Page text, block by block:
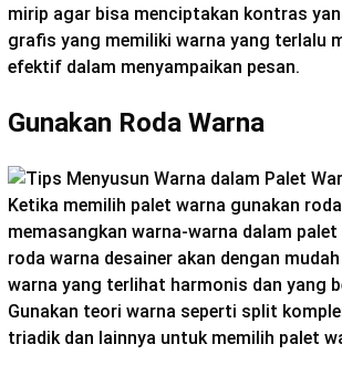
mirip agar bisa menciptakan kontras
grafis yang memiliki warna yang terlalu
efektif dalam menyampaikan pesan.
Gunakan Roda Warna
Ketika memilih palet warna gunakan
memasangkan warna-warna dalam palet
roda warna desainer akan dengan
warna yang terlihat harmonis dan yang
Gunakan teori warna seperti split
triadik dan lainnya untuk memilih palet